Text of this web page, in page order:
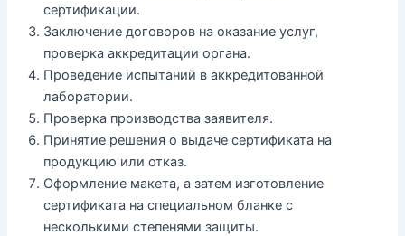
сертификации.
Заключение договоров на оказание услуг,
проверка аккредитации органа.
Проведение испытаний в аккредитованной
лаборатории.
Проверка производства заявителя.
Принятие решения о выдаче сертификата на
продукцию или отказ.
Оформление макета, а затем изготовление
сертификата на специальном бланке с
несколькими степенями защиты.